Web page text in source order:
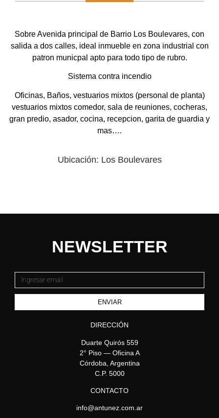
Sobre Avenida principal de Barrio Los Boulevares, con
salida a dos calles, ideal inmueble en zona industrial con
patron municpal apto para todo tipo de rubro.
Sistema contra incendio
Oficinas, Baños, vestuarios mixtos (personal de planta)
vestuarios mixtos comedor, sala de reuniones, cocheras,
gran predio, asador, cocina, recepcion, garita de guardia y
mas….
Ubicación: Los Boulevares
NEWSLETTER
ENVIAR
DIRECCIÓN
Duarte Quirós 559
2° Piso — Oficina A
Córdoba, Argentina
C.P. 5000
CONTACTO
info@antunez.com.ar